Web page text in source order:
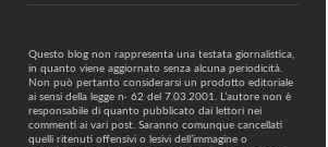
Questo blog non rappresenta una testata giornalistica,
in quanto viene aggiornato senza alcuna periodicità.
Non può pertanto considerarsi un prodotto editoriale
ai sensi della legge n· 62 del 7.03.2001. L’autore non è
responsabile di quanto pubblicato dai lettori nei
commenti ai vari post. Saranno comunque cancellati
quelli ritenuti offensivi o lesivi dell’immagine o